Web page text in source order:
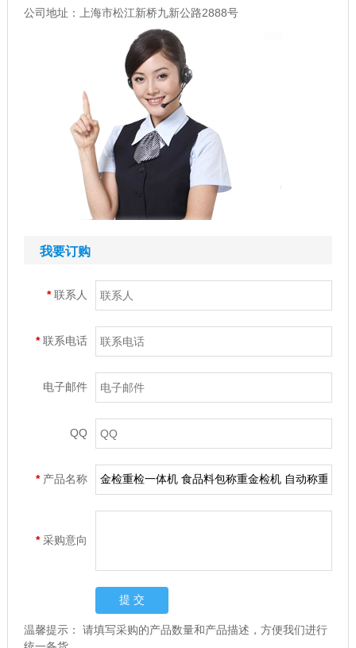
公司地址：上海市松江新桥九新公路2888号
我要订购
*联系人
*联系电话
电子邮件
QQ
* 产品名称
*采购意向
温馨提示： 请填写采购的产品数量和产品描述，方便我们进行